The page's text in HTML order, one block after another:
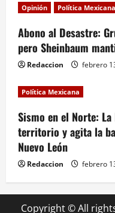
Opinión Política Mexicana
Abono al Desastre:
pero Sheinbaum
Redaccion febrero
Política Mexicana
Sismo en el Norte:
territorio y agita la
Nuevo León
Redaccion febrero
Copyright © All